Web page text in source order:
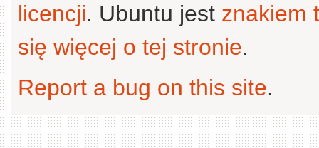
licencji. Ubuntu jest znakiem
się więcej o tej stronie.
Report a bug on this site.